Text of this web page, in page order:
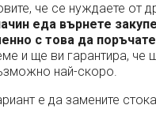
че се нуждаете от
еда върнете
с това да
и ще ви гарантира, че
най-скоро.
е да замените